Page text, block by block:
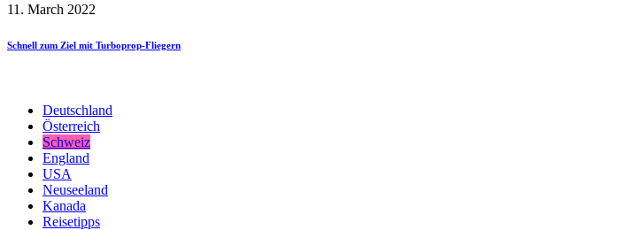
11. March 2022
Schnell zum Ziel mit Turboprop-Fliegern
Deutschland
Österreich
Schweiz
England
USA
Neuseeland
Kanada
Reisetipps